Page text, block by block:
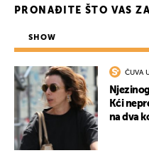
PRONAĐITE ŠTO VAS
SHOW
ČUVA
Kći
na dva